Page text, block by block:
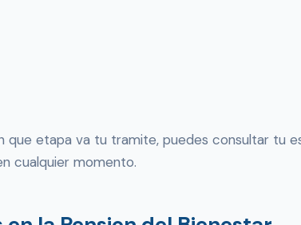
que etapa va tu tramite, puedes consultar tu
cualquier momento.